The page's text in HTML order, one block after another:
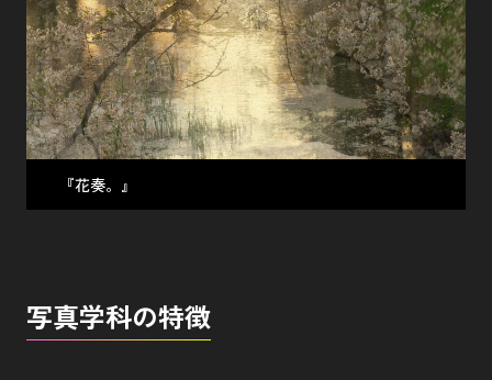
『花奏。』
写真学科の特徴